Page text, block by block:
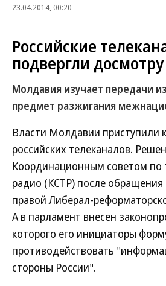
23.04.2014, 00:20
Российские
подвергли досмотру
Молдавия изучает передачи
предмет разжигания
Власти Молдавии приступили
российских телеканалов.
Координационным советом по
радио (КСТР) после обращения
правой Либерал-
А в парламент внесен
которого его инициаторы
противодействовать
стороны России".